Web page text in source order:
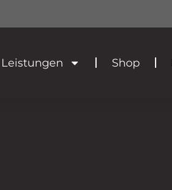
Leistungen Shop